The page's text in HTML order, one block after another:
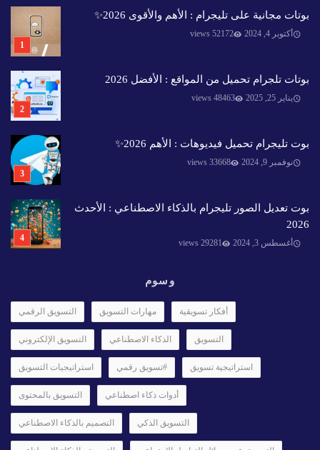
بوتات مجانية على تليجرام : الأهم والأقوى 2026✨️
أكتوبر 4, 2024 52172 views
بوتات تلجرام تحميل من المواقع : الأفضل 2026
يناير 25, 2025 48463 views
بوت تليجرام تحميل فيديوهات : الأهم 2026✨️
نوفمبر 9, 2024 33668 views
بوت تعديل الصور تليجرام بالذكاء الاصطناعي : الأحدث
2026
أغسطس 3, 2024 29281 views
وسوم
التسويق الرقمي مهارات التسويق أفكار تسويقية
التسويق الإلكتروني الذكاء الاصطناعي التسويق
استراتيجيات التسويق #تسويق رقمي استراتيجية تسويق
التسويق بالمحتوى أدوات ذكاء اصطناعي
التصميم بالذكاء الاصطناعي التسويق الذكي